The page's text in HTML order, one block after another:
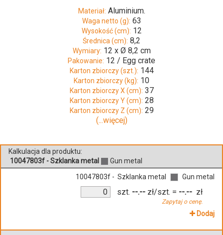
Materiał: Aluminium.
Waga netto (g): 63
Wysokość (cm): 12
Średnica (cm): 8,2
Wymiary: 12 x Ø 8,2 cm
Pakowanie: 12 / Egg crate
Karton zbiorczy (szt.): 144
Karton zbiorczy (kg): 10
Karton zbiorczy X (cm): 37
Karton zbiorczy Y (cm): 28
Karton zbiorczy Z (cm): 29
(...więcej)
Kalkulacja dla produktu:
10047803f - Szklanka metal
Gun metal
10047803f - Szklanka metal Gun metal
szt. --.-- zł/szt.
Zapytaj o cenę.
= --.-- zł
Dodaj